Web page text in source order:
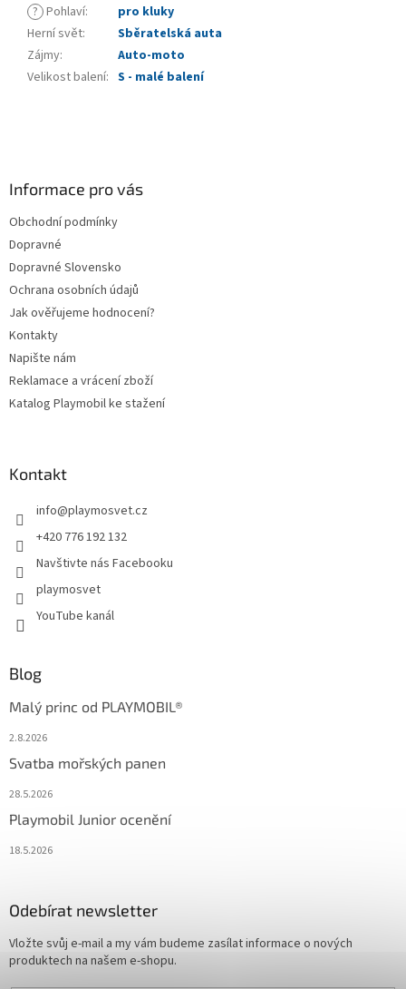
? Pohlaví:
pro kluky
Herní svět:
Sběratelská auta
Zájmy:
Auto-moto
Velikost balení: S - malé balení
Informace pro vás
Obchodní podmínky
Dopravné
Dopravné Slovensko
Ochrana osobních údajů
Jak ověřujeme hodnocení?
Kontakty
Napište nám
Reklamace a vrácení zboží
Katalog Playmobil ke stažení
Kontakt
info@playmosvet.cz
+420 776 192 132
Navštivte nás Facebooku
playmosvet
YouTube kanál
Blog
Malý princ od PLAYMOBIL®
2.8.2026
Svatba mořských panen
28.5.2026
Playmobil Junior ocenění
18.5.2026
Odebírat newsletter
Vložte svůj e-mail a my vám budeme zasílat informace o nových
produktech na našem e-shopu.